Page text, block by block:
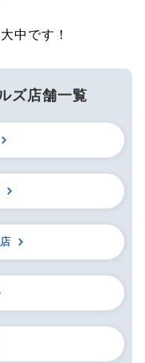
中です！
ズ店舗一覧